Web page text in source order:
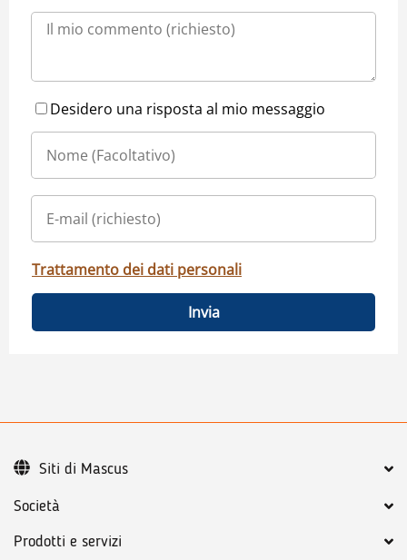
Desidero una risposta al mio messaggio
Trattamento dei dati personali
Invia
Società
Prodotti e servizi
Siti di Mascus